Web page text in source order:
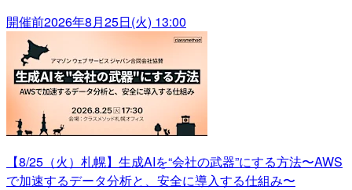
開催前2026年8月25日(火) 13:00
【8/25（火）札幌】生成AIを“会社の武器”にする方法〜AWS
で加速するデータ分析と、安全に導入する仕組み〜